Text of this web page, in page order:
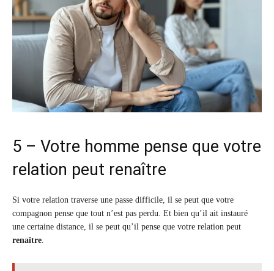
5 – Votre homme pense que votre
relation peut renaître
Si votre relation traverse une passe difficile, il se peut que votre
compagnon pense que tout n’est pas perdu. Et bien qu’il ait instauré
une certaine distance, il se peut qu’il pense que votre relation peut
renaître.